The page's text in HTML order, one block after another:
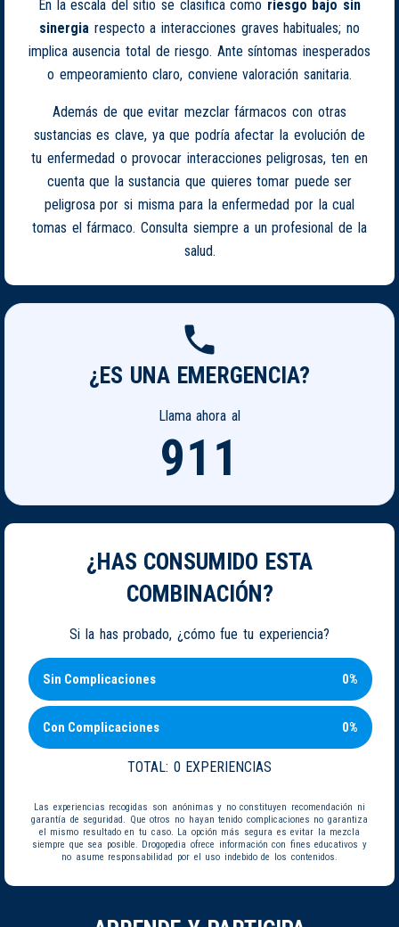
En la escala del sitio se clasifica como riesgo bajo sin
sinergia respecto a interacciones graves habituales; no
implica ausencia total de riesgo. Ante síntomas inesperados
o empeoramiento claro, conviene valoración sanitaria.
Además de que evitar mezclar fármacos con otras
sustancias es clave, ya que podría afectar la evolución de
tu enfermedad o provocar interacciones peligrosas, ten en
cuenta que la sustancia que quieres tomar puede ser
peligrosa por si misma para la enfermedad por la cual
tomas el fármaco. Consulta siempre a un profesional de la
salud.
¿ES UNA EMERGENCIA?
Llama ahora al
911
¿HAS CONSUMIDO ESTA
COMBINACIÓN?
Si la has probado, ¿cómo fue tu experiencia?
Sin Complicaciones 0%
Con Complicaciones 0%
TOTAL: 0 EXPERIENCIAS
Las experiencias recogidas son anónimas y no constituyen recomendación ni
garantía de seguridad. Que otros no hayan tenido complicaciones no garantiza
el mismo resultado en tu caso. La opción más segura es evitar la mezcla
siempre que sea posible. Drogopedia ofrece información con fines educativos y
no asume responsabilidad por el uso indebido de los contenidos.